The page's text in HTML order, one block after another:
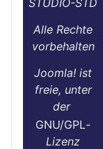
Alle Rechte
vorbehalten
Joomla! ist
freie, unter
der
GNU/GPL-
Lizenz